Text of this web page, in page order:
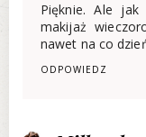
Pięknie. Ale
makijaż
nawet na co
ODPOWIEDZ